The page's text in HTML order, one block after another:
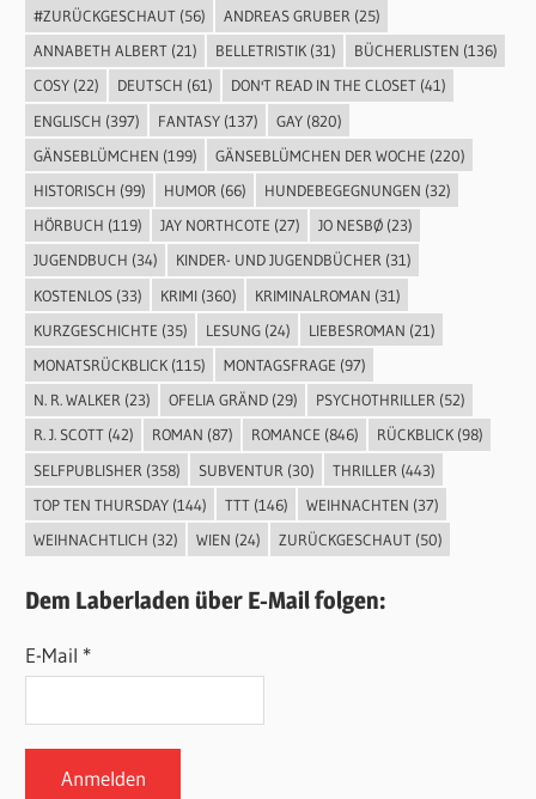
#ZURÜCKGESCHAUT(56) ANDREAS GRUBER (25)
ANNABETH ALBERT(21) BELLETRISTIK(31) BÜCHERLISTEN (136)
COSY(22) DEUTSCH (61) DON'T READ IN THE CLOSET(41)
ENGLISCH (397) FANTASY(137) GAY(820)
GÄNSEBLÜMCHEN (199) GÄNSEBLÜMCHEN DER WOCHE (220)
HISTORISCH (99) HUMOR (66) HUNDEBEGEGNUNGEN (32)
HÖRBUCH (119) JAY NORTHCOTE (27) JO NESBØ(23)
JUGENDBUCH (34) KINDER- UND JUGENDBÜCHER(31)
KOSTENLOS(33) KRIMI(360) KRIMINALROMAN (31)
KURZGESCHICHTE (35) LESUNG(24) LIEBESROMAN (21)
MONATSRÜCKBLICK(115) MONTAGSFRAGE (97)
N. R. WALKER (23) OFELIA GRÄND(29) PSYCHOTHRILLER (52)
R. J. SCOTT(42) ROMAN (87) ROMANCE (846) RÜCKBLICK(98)
SELFPUBLISHER (358) SUBVENTUR (30) THRILLER (443)
TOP TEN THURSDAY(144) TTT(146) WEIHNACHTEN (37)
WEIHNACHTLICH (32) WIEN (24) ZURÜCKGESCHAUT(50)
Dem Laberladen über E-Mail folgen:
E-Mail *